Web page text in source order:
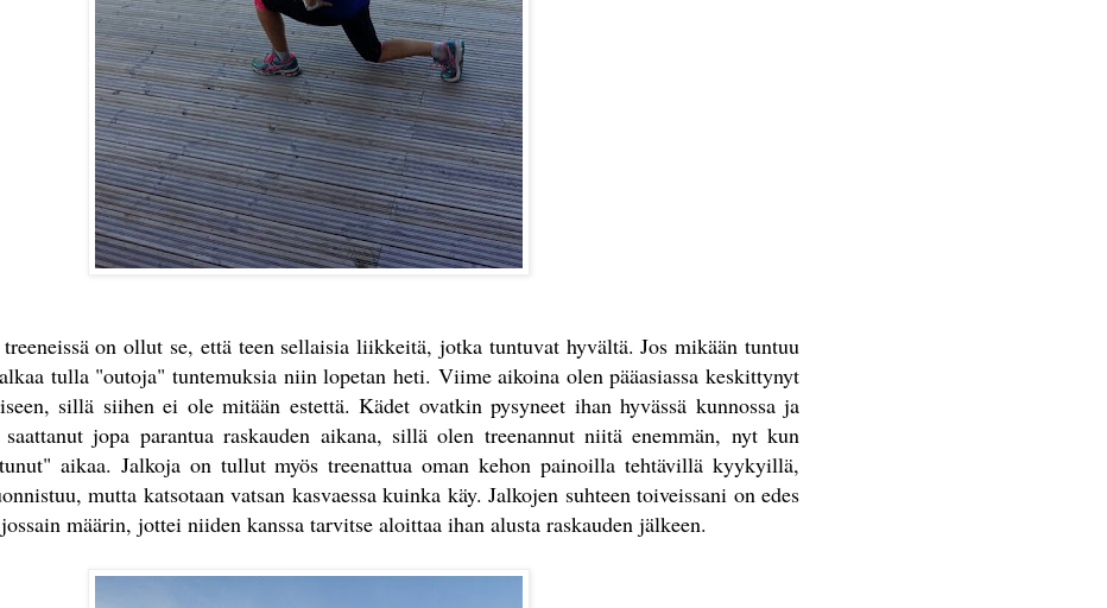
on ollut se, että teen sellaisia liikkeitä, jotka tuntuvat hyvältä. Jos mikään tuntuu
tulla "outoja" tuntemuksia niin lopetan heti. Viime aikoina olen pääasiassa keskittynyt
sillä siihen ei ole mitään estettä. Kädet ovatkin pysyneet ihan hyvässä kunnossa ja
jopa parantua raskauden aikana, sillä olen treenannut niitä enemmän, nyt kun
aikaa. Jalkoja on tullut myös treenattua oman kehon painoilla tehtävillä kyykyillä,
mutta katsotaan vatsan kasvaessa kuinka käy. Jalkojen suhteen toiveissani on edes
määrin, jottei niiden kanssa tarvitse aloittaa ihan alusta raskauden jälkeen.